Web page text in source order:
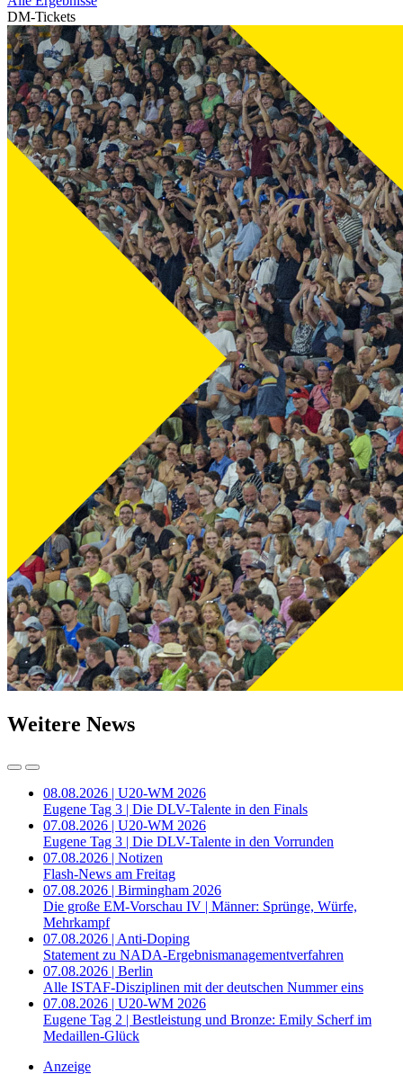
DM-Tickets
Weitere News
08.08.2026 | U20-WM 2026
Eugene Tag 3 | Die DLV-Talente in den Finals
07.08.2026 | U20-WM 2026
Eugene Tag 3 | Die DLV-Talente in den Vorrunden
07.08.2026 | Notizen
Flash-News am Freitag
07.08.2026 | Birmingham 2026
Die große EM-Vorschau IV | Männer: Sprünge, Würfe,
Mehrkampf
07.08.2026 | Anti-Doping
Statement zu NADA-Ergebnismanagementverfahren
07.08.2026 | Berlin
Alle ISTAF-Disziplinen mit der deutschen Nummer eins
07.08.2026 | U20-WM 2026
Eugene Tag 2 | Bestleistung und Bronze: Emily Scherf im
Medaillen-Glück
Anzeige